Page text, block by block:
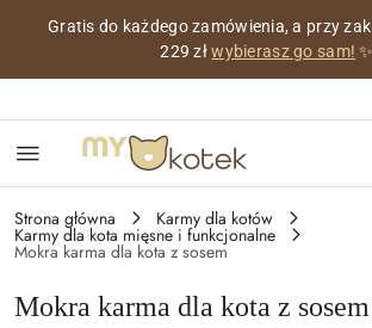
Przejdź do treści głównej
Przejdź do wyszukiwarki
Przejdź do moje konto
Przejdź do menu głównego
Przejdź do stopki
Personalizowana wizytówka z imieniem
miesiąc z innym pięknym
Strona główna Karmy dla kotów
Karmy dla kota mięsne i funkcjonalne
Mokra karma dla kota z sosem
Mokra karma dla kota z sosem